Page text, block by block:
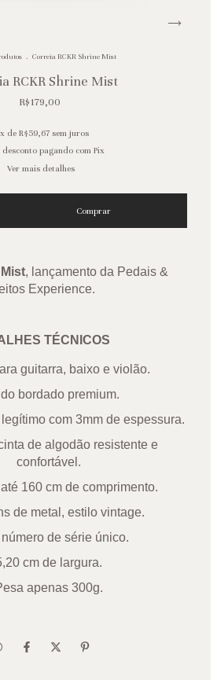
. Correia RCKR Shrine Mist
RCKR Shrine Mist
R$179,00
x de R$59,67 sem juros
descontopagando com Pix
Ver mais detalhes
, lançamento da Pedais &
Experience.
TÉCNICOS
guitarra, baixo e violão.
bordado premium.
com 3mm de espessura.
de algodão resistente e
confortável.
160 cm de comprimento.
de metal, estilo vintage.
número de série único.
cm de largura.
apenas 300g.